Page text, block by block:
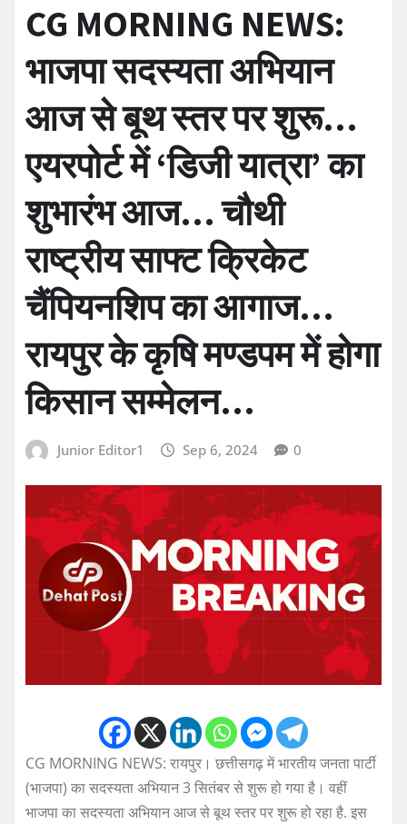
CG MORNING NEWS:
भाजपा सदस्यता अभियान
आज से बूथ स्तर पर शुरू…
एयरपोर्ट में ‘डिजी यात्रा’ का
शुभारंभ आज… चौथी
राष्ट्रीय साफ्ट क्रिकेट
चैंपियनशिप का आगाज…
रायपुर के कृषि मण्डपम में होगा
किसान सम्मेलन…
Junior Editor1 Sep 6, 2024 0
CG MORNING NEWS: रायपुर। छत्तीसगढ़ में भारतीय जनता पार्टी
(भाजपा) का सदस्यता अभियान 3 सितंबर से शुरू हो गया है। वहीं
भाजपा का सदस्यता अभियान आज से बूथ स्तर पर शुरू हो रहा है. इस